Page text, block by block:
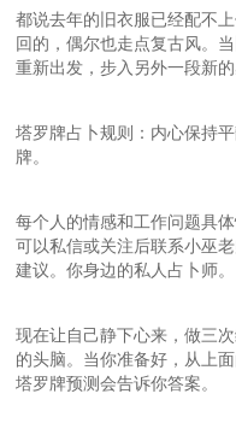
都说去年的旧衣服已经配不
回的，偶尔也走点复古风。
重新出发，步入另外一段新
塔罗牌占卜规则：内心保持
牌。
每个人的情感和工作问题具
可以私信或关注后联系小巫
建议。你身边的私人占卜师。
现在让自己静下心来，做三
的头脑。当你准备好，从上
塔罗牌预测会告诉你答案。